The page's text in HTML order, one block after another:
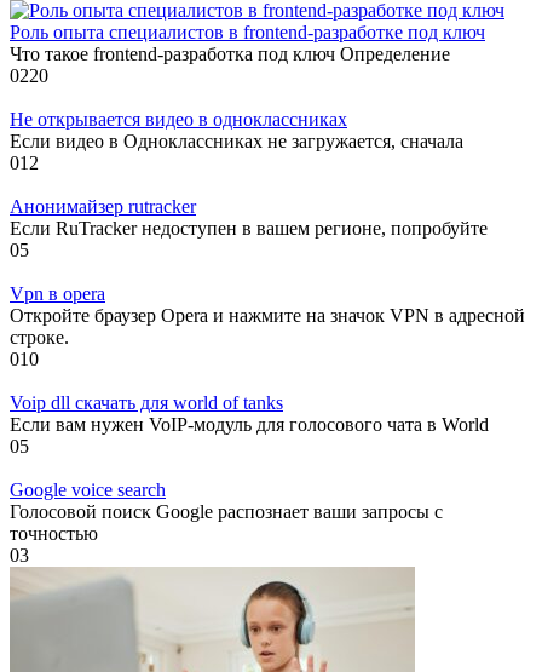
Роль опыта специалистов в frontend-разработке под ключ
Что такое frontend-разработка под ключ Определение
0220
Не открывается видео в одноклассниках
Если видео в Одноклассниках не загружается, сначала
012
Анонимайзер rutracker
Если RuTracker недоступен в вашем регионе, попробуйте
05
Vpn в opera
Откройте браузер Opera и нажмите на значок VPN в адресной
строке.
010
Voip dll скачать для world of tanks
Если вам нужен VoIP-модуль для голосового чата в World
05
Google voice search
Голосовой поиск Google распознает ваши запросы с
точностью
03